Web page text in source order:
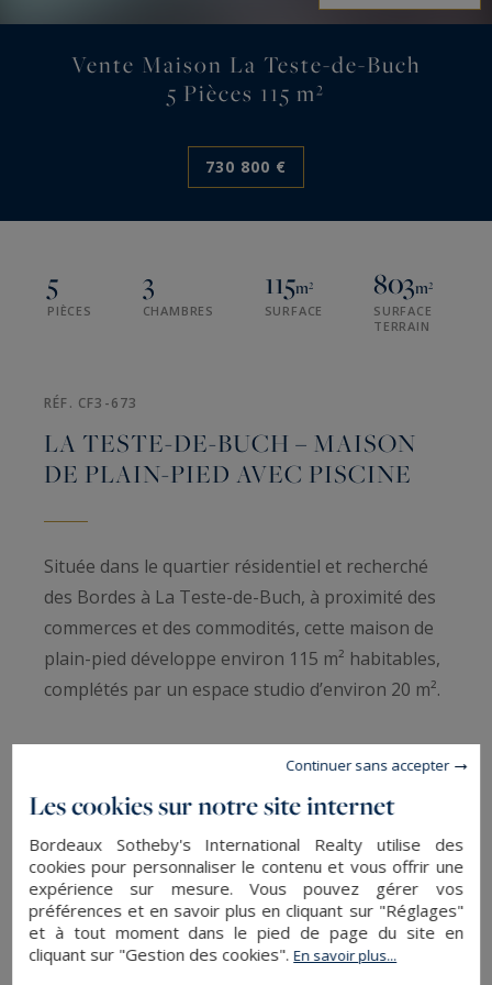
Vente Maison La Teste-de-Buch
5 Pièces 115 m²
730 800 €
5
PIÈCES
3
CHAMBRES
115m²
SURFACE
803m²
SURFACE
TERRAIN
RÉF. CF3-673
LA TESTE-DE-BUCH – MAISON
DE PLAIN-PIED AVEC PISCINE
Située dans le quartier résidentiel et recherché
des Bordes à La Teste-de-Buch, à proximité des
commerces et des commodités, cette maison de
plain-pied développe environ 115 m² habitables,
complétés par un espace studio d’environ 20 m².
La maison principale s’organise autour d’un
agréable espace de vie traversant comprenant
un séjour double avec cheminée et une cuisine
ouverte entièrement équipée. L’ensemble
bénéficie d’une belle luminosité et d’une
atmosphère chaleureuse tournée vers les
extérieurs.
Les cookies sur notre site internet
Bordeaux Sotheby's International Realty utilise des
cookies pour personnaliser le contenu et vous offrir une
expérience sur mesure. Vous pouvez gérer vos
préférences et en savoir plus en cliquant sur "Réglages"
et à tout moment dans le pied de page du site en
cliquant sur "Gestion des cookies".En savoir plus...
Continuer sans accepter